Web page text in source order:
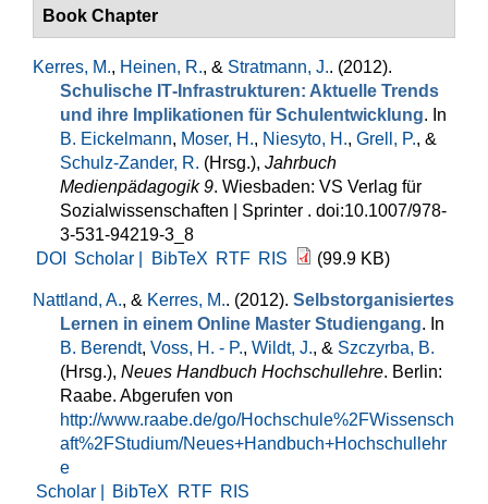
Book Chapter
Kerres, M., Heinen, R., & Stratmann, J.. (2012).
Schulische IT‐Infrastrukturen: Aktuelle Trends
und ihre Implikationen für Schulentwicklung. In
B. Eickelmann, Moser, H., Niesyto, H., Grell, P., &
Schulz-Zander, R. (Hrsg.), Jahrbuch
Medienpädagogik 9. Wiesbaden: VS Verlag für
Sozialwissenschaften | Sprinter . doi:10.1007/978-
3-531-94219-3_8
DOI
Scholar | BibTeX RTF RIS (99.9 KB)
Nattland, A., & Kerres, M.. (2012). Selbstorganisiertes
Lernen in einem Online Master Studiengang. In
B. Berendt, Voss, H. - P., Wildt, J., & Szczyrba, B.
(Hrsg.), Neues Handbuch Hochschullehre. Berlin:
Raabe. Abgerufen von
http://www.raabe.de/go/Hochschule%2FWissensch
aft%2FStudium/Neues+Handbuch+Hochschullehr
e
Scholar |
BibTeX RTF RIS